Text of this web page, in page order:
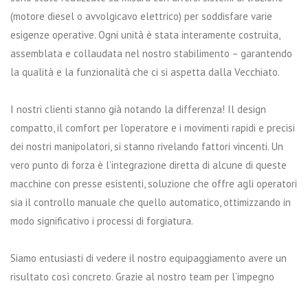
(motore diesel o avvolgicavo elettrico) per soddisfare varie
esigenze operative. Ogni unità è stata interamente costruita,
assemblata e collaudata nel nostro stabilimento – garantendo
la qualità e la funzionalità che ci si aspetta dalla Vecchiato.
I nostri clienti stanno già notando la differenza! Il design
compatto, il comfort per l’operatore e i movimenti rapidi e precisi
dei nostri manipolatori, si stanno rivelando fattori vincenti. Un
vero punto di forza è l’integrazione diretta di alcune di queste
macchine con presse esistenti, soluzione che offre agli operatori
sia il controllo manuale che quello automatico, ottimizzando in
modo significativo i processi di forgiatura.
Siamo entusiasti di vedere il nostro equipaggiamento avere un
risultato così concreto. Grazie al nostro team per l’impegno